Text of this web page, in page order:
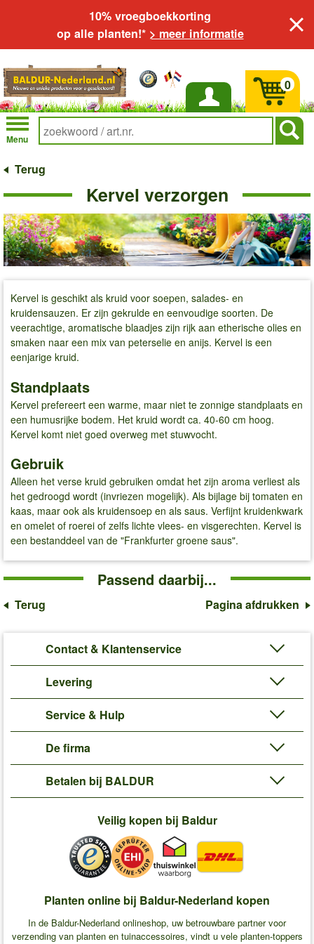
10% vroegboekkorting
op alle planten!* > meer informatie
Inloggen
Menu
0
Terug
Kervel verzorgen
Kervel is geschikt als kruid voor soepen, salades- en
kruidensauzen. Er zijn gekrulde en eenvoudige soorten. De
veerachtige, aromatische blaadjes zijn rijk aan etherische olies en
smaken naar een mix van peterselie en anijs. Kervel is een
eenjarige kruid.
Standplaats
Kervel prefereert een warme, maar niet te zonnige standplaats en
een humusrijke bodem. Het kruid wordt ca. 40-60 cm hoog.
Kervel komt niet goed overweg met stuwvocht.
Gebruik
Alleen het verse kruid gebruiken omdat het zijn aroma verliest als
het gedroogd wordt (invriezen mogelijk). Als bijlage bij tomaten en
kaas, maar ook als kruidensoep en als saus. Verfijnt kruidenkwark
en omelet of roerei of zelfs lichte vlees- en visgerechten. Kervel is
een bestanddeel van de "Frankfurter groene saus".
Passend daarbij...
Terug Pagina afdrukken
Contact & Klantenservice
Levering
Service & Hulp
De firma
Betalen bij BALDUR
Veilig kopen bij Baldur
Planten online bij Baldur-Nederland kopen
In de Baldur-Nederland onlineshop, uw betrouwbare partner voor
verzending van planten en tuinaccessoires, vindt u vele planten-toppers